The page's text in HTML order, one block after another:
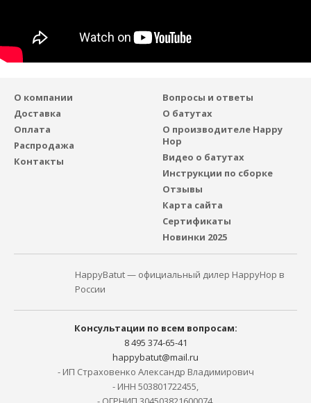
О компании
Доставка
Оплата
Распродажа
Контакты
Вопросы и ответы
О батутах
О производителе Happy
Hop
Видео о батутах
Инструкции по сборке
Отзывы
Карта сайта
Сертификаты
Новинки 2025
HappyBatut — официальный дилер HappyHop в
России
Консультации по всем вопросам:
8 495 374-65-41
happybatut@mail.ru
- ИП Страховенко Александр Владимирович
- ИНН 503801722455,